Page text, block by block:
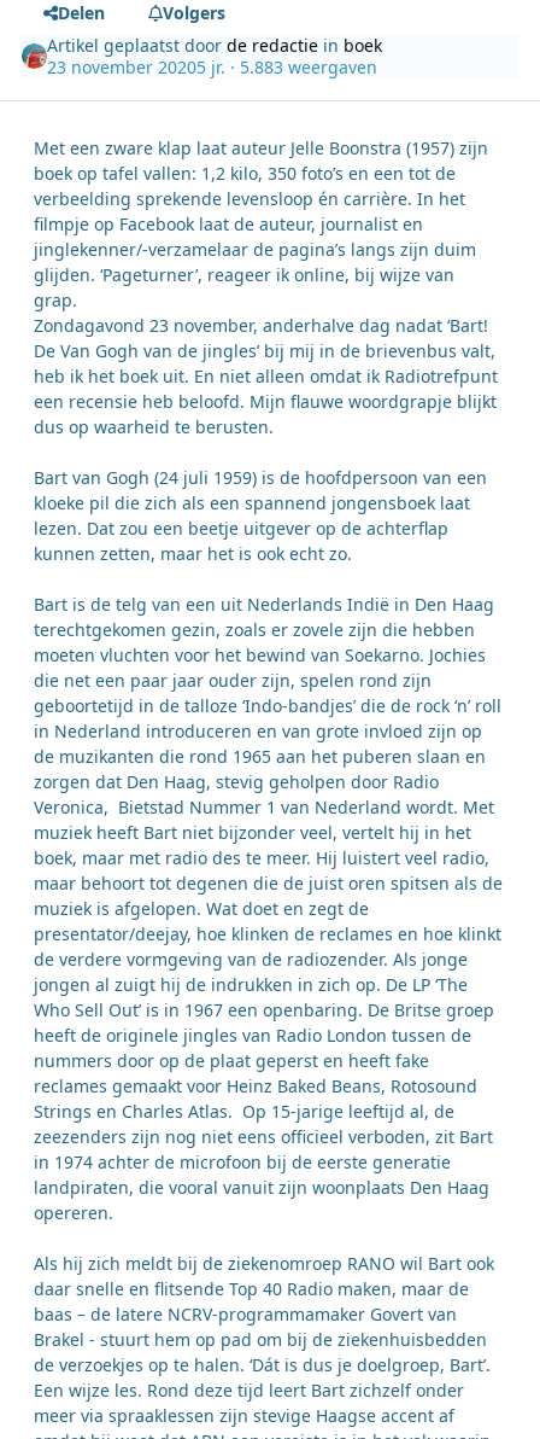
Delen
Volgers
Artikel geplaatst doorde redactie in boek
23 november 20205 jr. · 5.883 weergaven
Met een zware klap laat auteur Jelle Boonstra (1957) zijn
boek op tafel vallen: 1,2 kilo, 350 foto’s en een tot de
verbeelding sprekende levensloop én carrière. In het
filmpje op Facebook laat de auteur, journalist en
jinglekenner/-verzamelaar de pagina’s langs zijn duim
glijden. ‘Pageturner’, reageer ik online, bij wijze van
grap.
Zondagavond 23 november, anderhalve dag nadat ‘Bart!
De Van Gogh van de jingles’ bij mij in de brievenbus valt,
heb ik het boek uit. En niet alleen omdat ik Radiotrefpunt
een recensie heb beloofd. Mijn flauwe woordgrapje blijkt
dus op waarheid te berusten.
Bart van Gogh (24 juli 1959) is de hoofdpersoon van een
kloeke pil die zich als een spannend jongensboek laat
lezen. Dat zou een beetje uitgever op de achterflap
kunnen zetten, maar het is ook echt zo.
Bart is de telg van een uit Nederlands Indië in Den Haag
terechtgekomen gezin, zoals er zovele zijn die hebben
moeten vluchten voor het bewind van Soekarno. Jochies
die net een paar jaar ouder zijn, spelen rond zijn
geboortetijd in de talloze ‘Indo-bandjes’ die de rock ‘n’ roll
in Nederland introduceren en van grote invloed zijn op
de muzikanten die rond 1965 aan het puberen slaan en
zorgen dat Den Haag, stevig geholpen door Radio
Veronica, Bietstad Nummer 1 van Nederland wordt. Met
muziek heeft Bart niet bijzonder veel, vertelt hij in het
boek, maar met radio des te meer. Hij luistert veel radio,
maar behoort tot degenen die de juist oren spitsen als de
muziek is afgelopen. Wat doet en zegt de
presentator/deejay, hoe klinken de reclames en hoe klinkt
de verdere vormgeving van de radiozender. Als jonge
jongen al zuigt hij de indrukken in zich op. De LP ‘The
Who Sell Out’ is in 1967 een openbaring. De Britse groep
heeft de originele jingles van Radio London tussen de
nummers door op de plaat geperst en heeft fake
reclames gemaakt voor Heinz Baked Beans, Rotosound
Strings en Charles Atlas. Op 15-jarige leeftijd al, de
zeezenders zijn nog niet eens officieel verboden, zit Bart
in 1974 achter de microfoon bij de eerste generatie
landpiraten, die vooral vanuit zijn woonplaats Den Haag
opereren.
Als hij zich meldt bij de ziekenomroep RANO wil Bart ook
daar snelle en flitsende Top 40 Radio maken, maar de
baas – de latere NCRV-programmamaker Govert van
Brakel - stuurt hem op pad om bij de ziekenhuisbedden
de verzoekjes op te halen. ‘Dát is dus je doelgroep, Bart’.
Een wijze les. Rond deze tijd leert Bart zichzelf onder
meer via spraaklessen zijn stevige Haagse accent af